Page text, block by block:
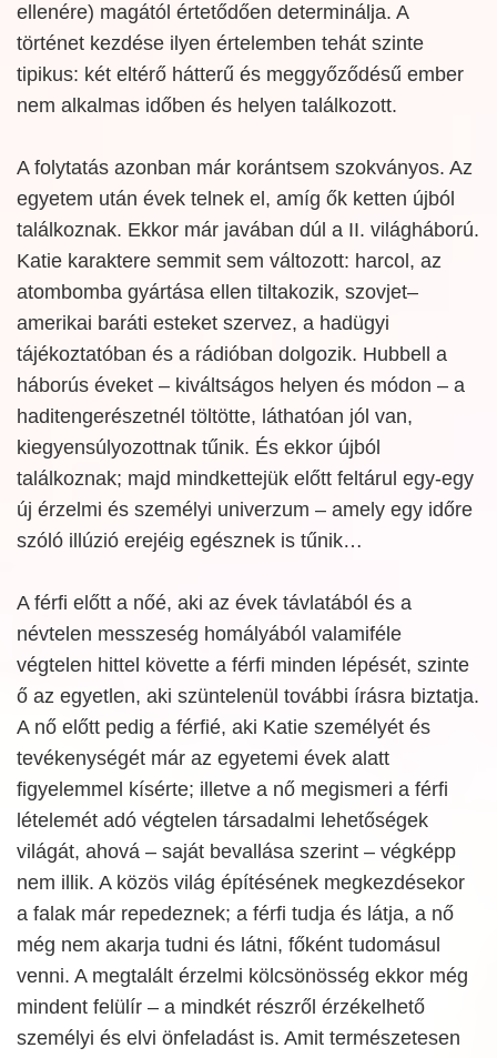
ellenére) magától értetődően determinálja. A
történet kezdése ilyen értelemben tehát szinte
tipikus: két eltérő hátterű és meggyőződésű ember
nem alkalmas időben és helyen találkozott.
A folytatás azonban már korántsem szokványos. Az
egyetem után évek telnek el, amíg ők ketten újból
találkoznak. Ekkor már javában dúl a II. világháború.
Katie karaktere semmit sem változott: harcol, az
atombomba gyártása ellen tiltakozik, szovjet–
amerikai baráti esteket szervez, a hadügyi
tájékoztatóban és a rádióban dolgozik. Hubbell a
háborús éveket – kiváltságos helyen és módon – a
haditengerészetnél töltötte, láthatóan jól van,
kiegyensúlyozottnak tűnik. És ekkor újból
találkoznak; majd mindkettejük előtt feltárul egy-egy
új érzelmi és személyi univerzum – amely egy időre
szóló illúzió erejéig egésznek is tűnik…
A férfi előtt a nőé, aki az évek távlatából és a
névtelen messzeség homályából valamiféle
végtelen hittel követte a férfi minden lépését, szinte
ő az egyetlen, aki szüntelenül további írásra biztatja.
A nő előtt pedig a férfié, aki Katie személyét és
tevékenységét már az egyetemi évek alatt
figyelemmel kísérte; illetve a nő megismeri a férfi
lételemét adó végtelen társadalmi lehetőségek
világát, ahová – saját bevallása szerint – végképp
nem illik. A közös világ építésének megkezdésekor
a falak már repedeznek; a férfi tudja és látja, a nő
még nem akarja tudni és látni, főként tudomásul
venni. A megtalált érzelmi kölcsönösség ekkor még
mindent felülír – a mindkét részről érzékelhető
személyi és elvi önfeladást is. Amit természetesen